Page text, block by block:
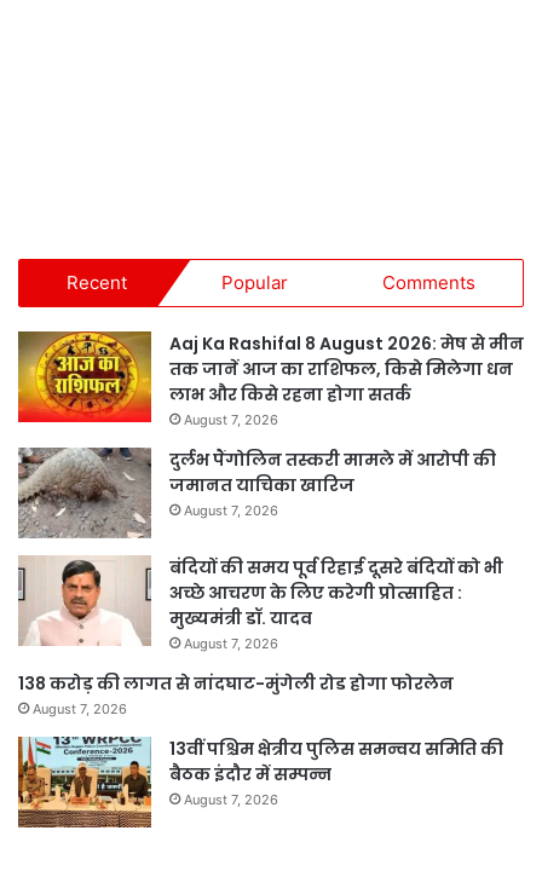
Recent Popular Comments
Aaj Ka Rashifal 8 August 2026: मेष से मीन
तक जानें आज का राशिफल, किसे मिलेगा धन
लाभ और किसे रहना होगा सतर्क
August 7, 2026
दुर्लभ पैंगोलिन तस्करी मामले में आरोपी की
जमानत याचिका खारिज
August 7, 2026
बंदियों की समय पूर्व रिहाई दूसरे बंदियों को भी
अच्छे आचरण के लिए करेगी प्रोत्साहित :
मुख्यमंत्री डॉ. यादव
August 7, 2026
138 करोड़ की लागत से नांदघाट-मुंगेली रोड होगा फोरलेन
August 7, 2026
13वीं पश्चिम क्षेत्रीय पुलिस समन्वय समिति की
बैठक इंदौर में सम्पन्न
August 7, 2026